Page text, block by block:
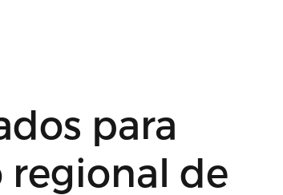
para
regional de